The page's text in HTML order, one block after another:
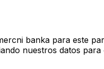
banka para este
nuestros datos